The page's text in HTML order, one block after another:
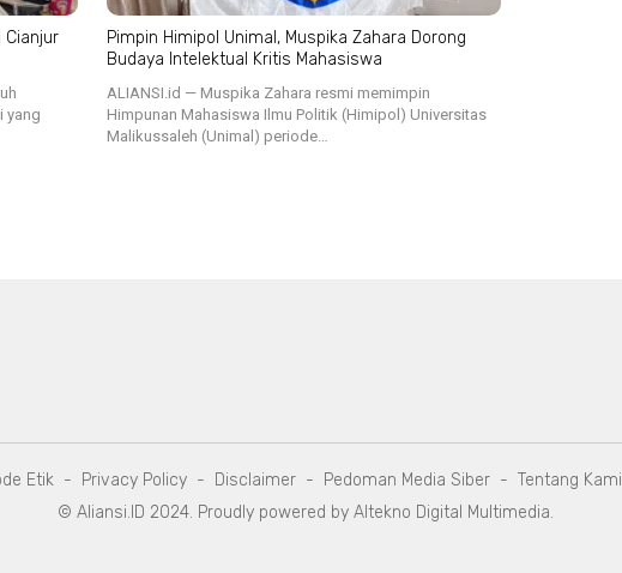
Cianjur
yang
Pimpin Himipol Unimal, Muspika Zahara Dorong
Budaya Intelektual Kritis Mahasiswa
ALIANSI.id — Muspika Zahara resmi memimpin
Himpunan Mahasiswa Ilmu Politik (Himipol) Universitas
Malikussaleh (Unimal) periode…
Etik Privacy Policy Disclaimer Pedoman Media Siber Tentang Kami
© Aliansi.ID 2024. Proudly powered by Altekno Digital Multimedia.